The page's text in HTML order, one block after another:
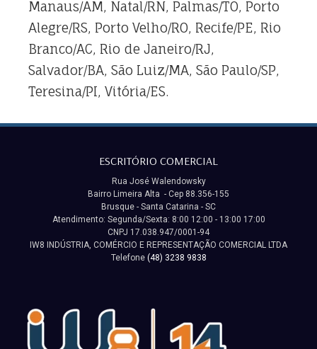
Manaus/AM, Natal/RN, Palmas/TO, Porto
Alegre/RS, Porto Velho/RO, Recife/PE, Rio
Branco/AC, Rio de Janeiro/RJ,
Salvador/BA, São Luiz/MA, São Paulo/SP,
Teresina/PI, Vitória/ES.
ESCRITÓRIO COMERCIAL
Rua José Walendowsky
Bairro Limeira Alta - Cep 88.356-155
Brusque - Santa Catarina - SC
Atendimento: Segunda/Sexta: 8:00 12:00 - 13:00 17:00
CNPJ 17.038.947/0001-94
IW8 INDÚSTRIA, COMÉRCIO E REPRESENTAÇÃO COMERCIAL LTDA
Telefone (48) 3238 9838